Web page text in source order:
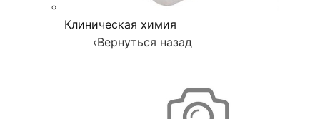
Клиническая химия
‹Вернуться назад